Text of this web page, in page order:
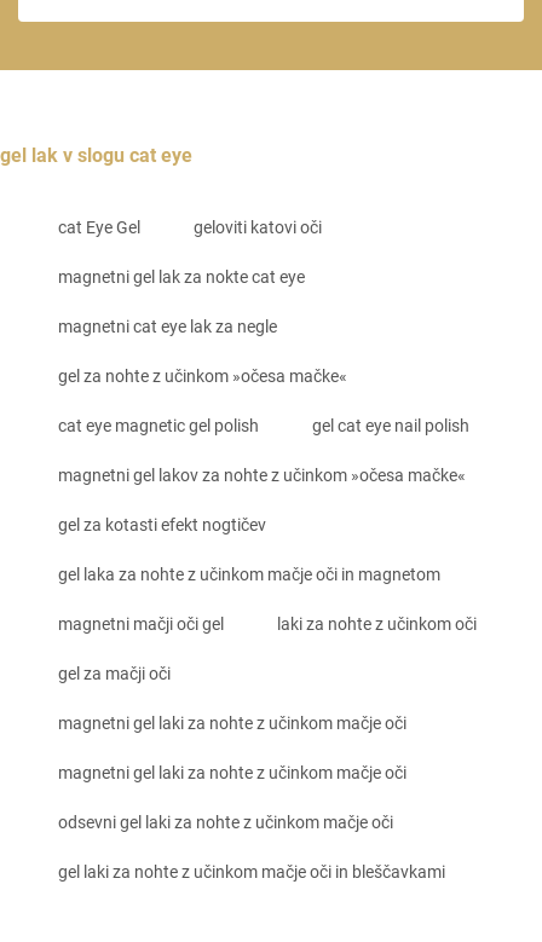
gel lak v slogu cat eye
cat Eye Gel geloviti katovi oči
magnetni gel lak za nokte cat eye
magnetni cat eye lak za negle
gel za nohte z učinkom »očesa mačke«
cat eye magnetic gel polish gel cat eye nail polish
magnetni gel lakov za nohte z učinkom »očesa mačke«
gel za kotasti efekt nogtičev
gel laka za nohte z učinkom mačje oči in magnetom
magnetni mačji oči gel laki za nohte z učinkom oči
gel za mačji oči
magnetni gel laki za nohte z učinkom mačje oči
magnetni gel laki za nohte z učinkom mačje oči
odsevni gel laki za nohte z učinkom mačje oči
gel laki za nohte z učinkom mačje oči in bleščavkami